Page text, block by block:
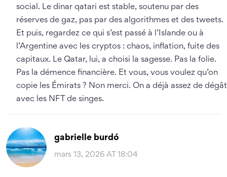
social. Le dinar qatari est stable, soutenu par des
réserves de gaz, pas par des algorithmes et des tweets.
Et puis, regardez ce qui s’est passé à l’Islande ou à
l’Argentine avec les cryptos : chaos, inflation, fuite des
capitaux. Le Qatar, lui, a choisi la sagesse. Pas la folie.
Pas la démence financière. Et vous, vous voulez qu’on
copie les Émirats ? Non merci. On a déjà assez de
avec les NFT de singes.
gabrielle burdó
mars 13, 2026 AT 18:04